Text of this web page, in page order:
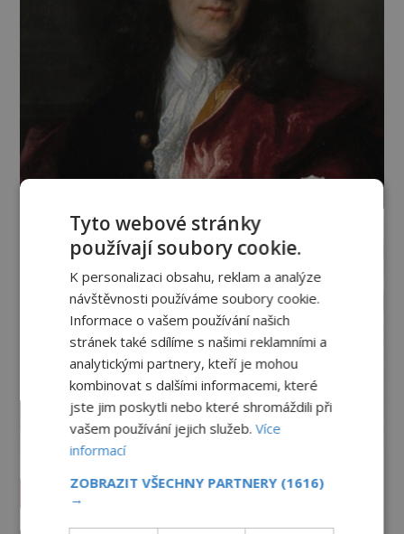
Vesmír a technologie
Tyto webové stránky
používají soubory cookie.
K personalizaci obsahu, reklam a analýze
návštěvnosti používáme soubory cookie.
Informace o vašem používání našich
stránek také sdílíme s našimi reklamními a
analytickými partnery, kteří je mohou
kombinovat s dalšími informacemi, které
jste jim poskytli nebo které shromáždili při
vašem používání jejich služeb.Více
informací
ZOBRAZIT VŠECHNY PARTNERY (1616)
→